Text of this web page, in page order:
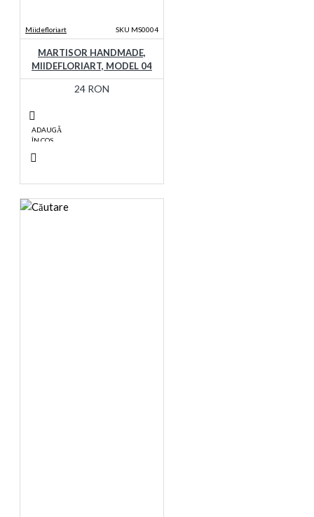
Miidefloriart SKU MS0004
MARTISOR HANDMADE,
MIIDEFLORIART, MODEL 04
24 RON
ADAUGĂ
ÎN COŞ